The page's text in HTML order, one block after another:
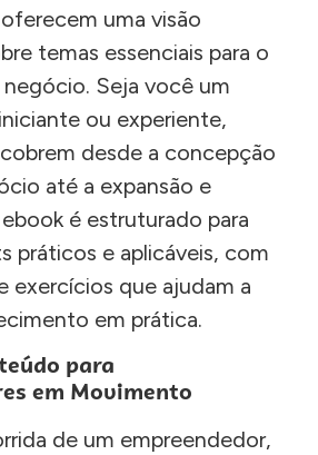
uma visão
temas essenciais para o
Seja você um
ou experiente,
desde a concepção
até a expansão e
é estruturado para
práticos e aplicáveis, com
exercícios que ajudam a
em prática.
para
em Movimento
de um empreendedor,